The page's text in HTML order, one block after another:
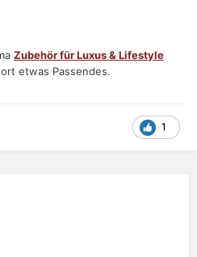
Zubehör für Luxus & Lifestyle
etwas Passendes.
1